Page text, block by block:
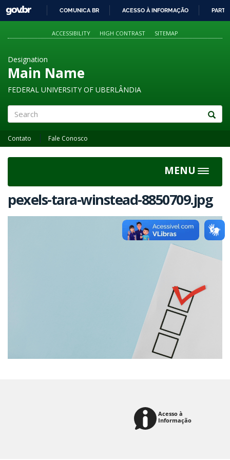
PARA
O
GOVBR
COMUNICA BR ACESSO À INFORMAÇÃO
ACCESSIBILITY HIGH CONTRAST SITEMAP
Designation
Main Name
FEDERAL UNIVERSITY OF UBERLÂNDIA
Contato Fale Conosco
MENU
Toggle
pexels-tara-winstead-8850709.jpg